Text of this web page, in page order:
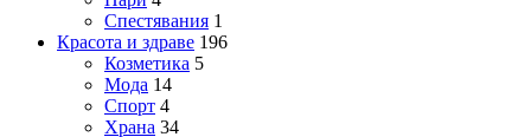
Спестявания 1
Красота и здраве 196
Козметика 5
Мода 14
Спорт 4
Храна 34